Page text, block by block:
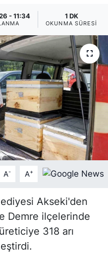
- 11:34 1 DK
OKUNMA SÜRESI
A- A+
Akseki'den
Demre ilçelerinde
318 arı